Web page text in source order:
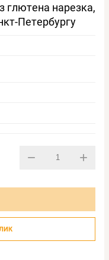
глютена нарезка,
Петербургу
− +